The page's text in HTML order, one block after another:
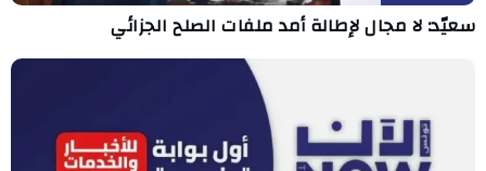
سعيّد: لا مجال لإطالة أمد ملفات الصلح الجزائي